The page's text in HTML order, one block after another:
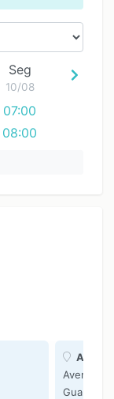
Seg
10/08
07:00
08:00
Avenida
Guarulhos